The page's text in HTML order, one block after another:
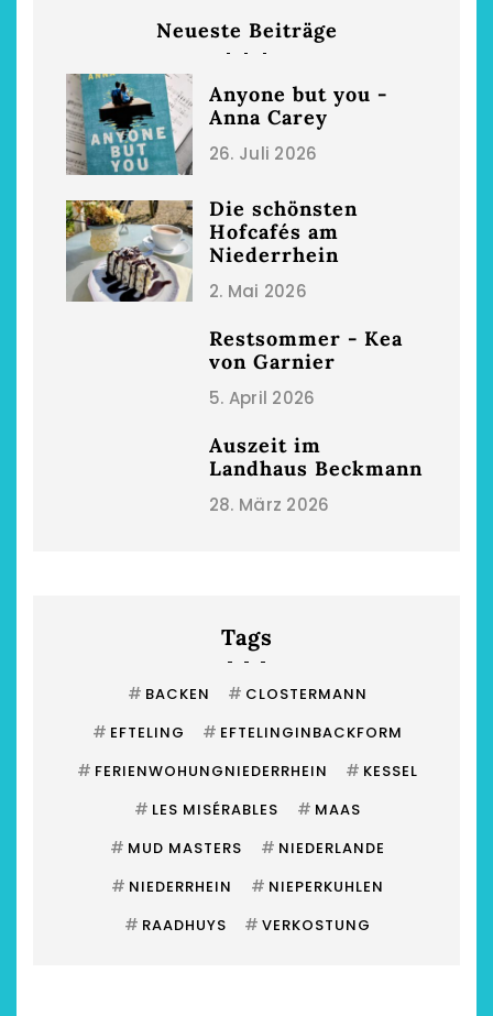
Neueste Beiträge
Anyone but you -
Anna Carey
26. Juli 2026
Die schönsten
Hofcafés am
Niederrhein
2. Mai 2026
Restsommer - Kea
von Garnier
5. April 2026
Auszeit im
Landhaus Beckmann
28. März 2026
Tags
# BACKEN # CLOSTERMANN
# EFTELING # EFTELINGINBACKFORM
# FERIENWOHUNGNIEDERRHEIN # KESSEL
# LES MISÉRABLES # MAAS
# MUD MASTERS # NIEDERLANDE
# NIEDERRHEIN # NIEPERKUHLEN
# RAADHUYS # VERKOSTUNG